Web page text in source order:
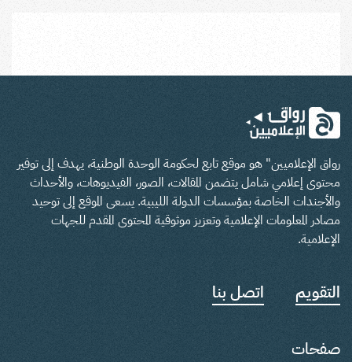
رواق الإعلاميين" هو موقع تابع لحكومة الوحدة الوطنية، يهدف إلى توفير
محتوى إعلامي شامل يتضمن المقالات، الصور، الفيديوهات، والأحداث
والأجندات الخاصة بمؤسسات الدولة الليبية. يسعى الموقع إلى توحيد
مصادر المعلومات الإعلامية وتعزيز موثوقية المحتوى المقدم للجهات
الإعلامية.
التقويم اتصل بنا
صفحات